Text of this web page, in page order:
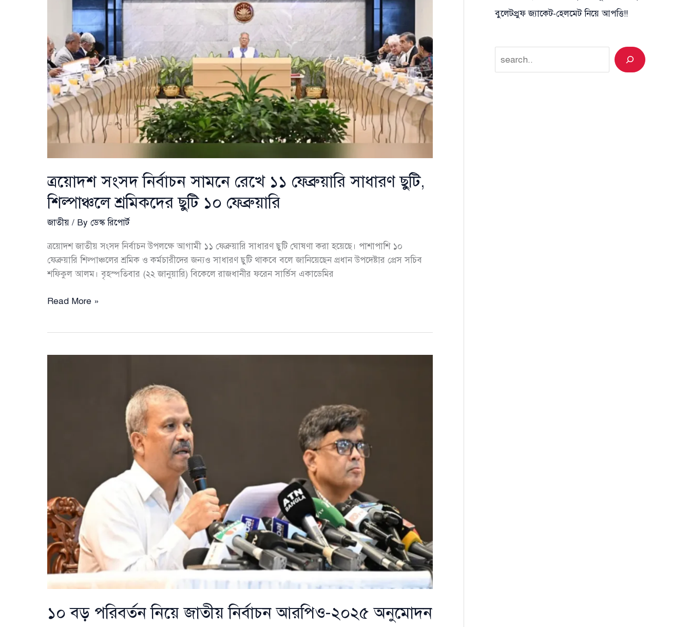
দিনগুলো
করলেন
শফিকুল
আলম
ত্রয়োদশ সংসদ নির্বাচন সামনে রেখে ১১ ফেব্রুয়ারি সাধারণ ছুটি,
শিল্পাঞ্চলে শ্রমিকদের ছুটি ১০ ফেব্রুয়ারি
জাতীয় / By ডেস্ক রিপোর্ট
ত্রয়োদশ জাতীয় সংসদ নির্বাচন উপলক্ষে আগামী ১১ ফেব্রুয়ারি সাধারণ ছুটি ঘোষণা করা হয়েছে। পাশাপাশি ১০
ফেব্রুয়ারি শিল্পাঞ্চলের শ্রমিক ও কর্মচারীদের জন্যও সাধারণ ছুটি থাকবে বলে জানিয়েছেন প্রধান উপদেষ্টার প্রেস সচিব
শফিকুল আলম। বৃহস্পতিবার (২২ জানুয়ারি) বিকেলে রাজধানীর ফরেন সার্ভিস একাডেমির
ত্রয়োদশ
রেখে
Read More »
১০ বড় পরিবর্তন নিয়ে জাতীয় নির্বাচন আরপিও-২০২৫ অনুমোদন
বুলেটপ্রুফ জ্যাকেট-হেলমেট নিয়ে আপত্তি!!